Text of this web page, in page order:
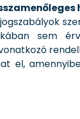
sem
el,